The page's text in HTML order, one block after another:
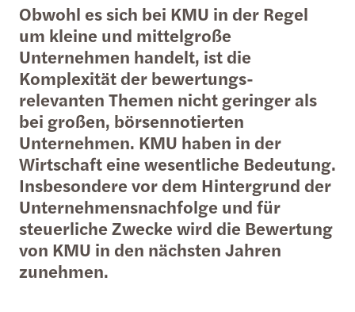
Obwohl es sich bei KMU in der Regel
um kleine und mittelgroße
Unternehmen handelt, ist die
Komplexität der bewertungs-
relevanten Themen nicht geringer als
bei großen, börsennotierten
Unternehmen. KMU haben in der
Wirtschaft eine wesentliche Bedeutung.
Insbesondere vor dem Hintergrund der
Unternehmensnachfolge und für
steuerliche Zwecke wird die Bewertung
von KMU in den nächsten Jahren
zunehmen.